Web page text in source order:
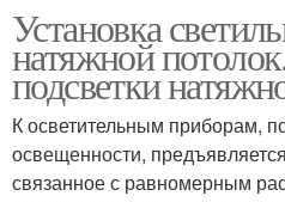
Установка
натяжной
подсветки
К осветительным приборам,
освещенности,
связанное с равномерным